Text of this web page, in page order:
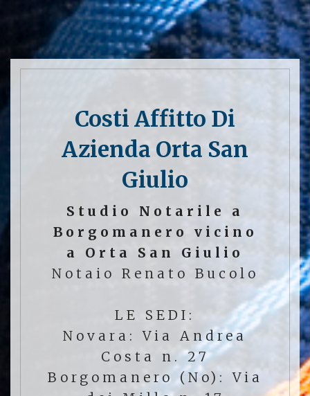
Costi Affitto Di
Azienda Orta San
Giulio
Studio Notarile a
Borgomanero vicino
a Orta San Giulio
Notaio Renato Bucolo
LE SEDI:
Novara: Via Andrea
Costa n. 27
Borgomanero (No): Via